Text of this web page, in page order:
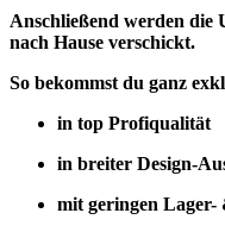
Anschließend werden
nach Hause verschickt.
So bekommst du ganz
in top Profiqualität
in breiter Design-
mit geringen Lager-